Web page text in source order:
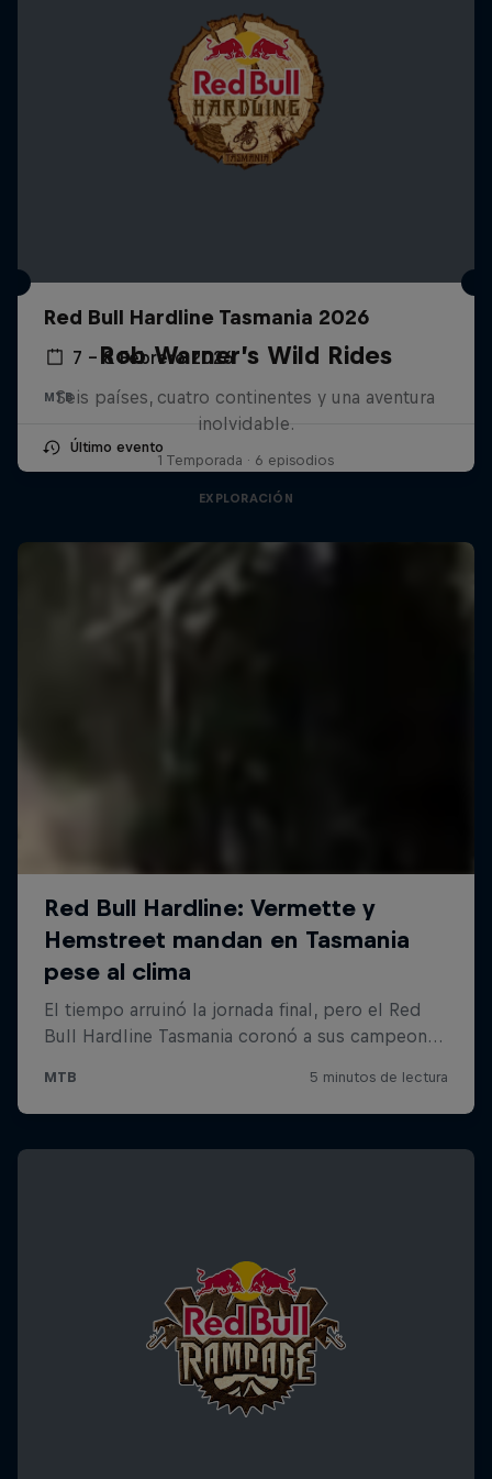
Red Bull Hardline Tasmania 2026
7 – 8 Febrero 2026
MTB
Último evento
Rob Warner’s Wild Rides
Seis países, cuatro continentes y una aventura
inolvidable.
1 Temporada · 6 episodios
EXPLORACIÓN